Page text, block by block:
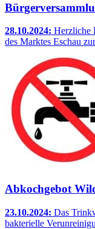
28.10.2024: Herzliche
des Marktes Eschau
Abkochgebot
23.10.2024: Das
bakterielle